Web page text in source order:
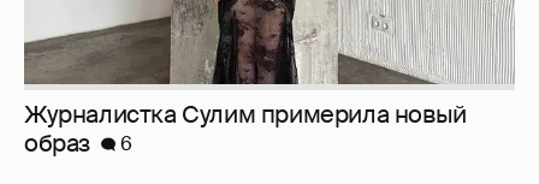
Журналистка Сулим примерила новый
образ
6